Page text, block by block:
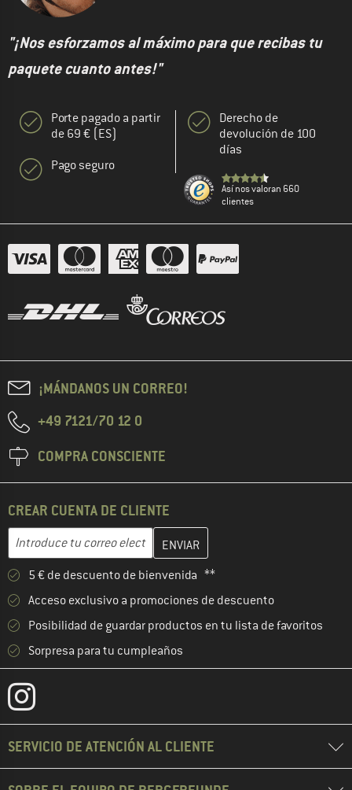
"¡Nos esforzamos al máximo para que recibas tu
paquete cuanto antes!"
Porte pagado a partir
de 69 € (ES)
Pago seguro
Derecho de
devolución de 100
días
Así nos valoran 660
clientes
¡MÁNDANOS UN CORREO!
+49 7121/70 12 0
COMPRA CONSCIENTE
CREAR CUENTA DE CLIENTE
Dirección de correo electrónico
Introduce aquí tu dirección de correo electrónico y crea tu
5 € de descuento de bienvenida **
Acceso exclusivo a promociones de descuento
Posibilidad de guardar productos en tu lista de favoritos
Sorpresa para tu cumpleaños
SERVICIO DE ATENCIÓN AL CLIENTE